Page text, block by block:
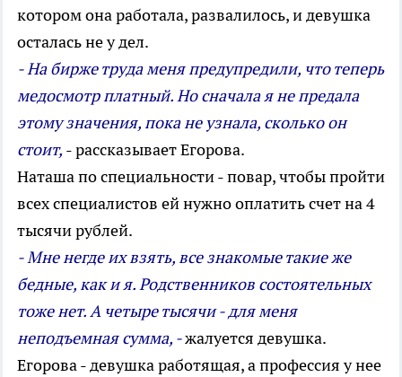
котором она работала, развалилось, и девушка
осталась не у дел.
- На бирже труда меня предупредили, что теперь
медосмотр платный. Но сначала я не предала
этому значения, пока не узнала, сколько он
стоит, - рассказывает Егорова.
Наташа по специальности - повар, чтобы пройти
всех специалистов ей нужно оплатить счет на 4
тысячи рублей.
- Мне негде их взять, все знакомые такие же
бедные, как и я. Родственников состоятельных
тоже нет. А четыре тысячи - для меня
неподъемная сумма, -жалуется девушка.
Егорова - девушка работящая, а профессия у нее